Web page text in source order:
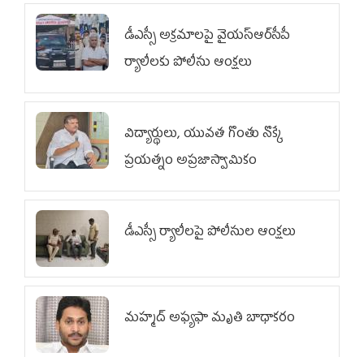
డీఎస్సీ అక్రమాలపై వైయ‌స్ఆర్‌సీపీ
ర్యాలీలకు పోలీసు ఆంక్షలు
విద్యార్థులు, యువత గొంతు నొక్కే
ప్రయత్నం అప్రజాస్వామికం
డీఎస్సీ ర్యాలీలపై పోలీసుల ఆంక్షలు
మహ్మద్‌ అఫ్యఫా మృతి బాధాకరం